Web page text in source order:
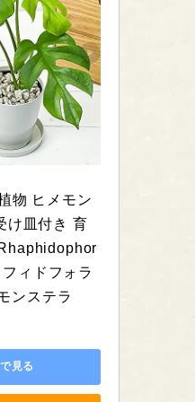
物 ヒメモン
け皿付き 育
ィドフォラ
ンステラ
見る